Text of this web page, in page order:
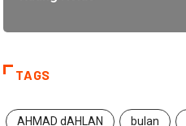
TAGS
AHMAD dAHLAN bulan